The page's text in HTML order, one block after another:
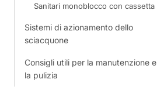
Sanitari monoblocco con cassetta
Sistemi di azionamento dello
sciacquone
Consigli utili per la manutenzione e
la pulizia